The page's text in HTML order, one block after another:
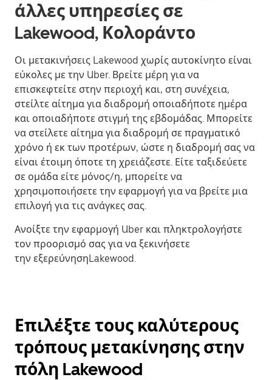
άλλες υπηρεσίες σε
Lakewood, Κολοράντο
Οι μετακινήσεις Lakewood χωρίς αυτοκίνητο είναι
εύκολες με την Uber. Βρείτε μέρη για να
επισκεφτείτε στην περιοχή και, στη συνέχεια,
στείλτε αίτημα για διαδρομή οποιαδήποτε ημέρα
και οποιαδήποτε στιγμή της εβδομάδας. Μπορείτε
να στείλετε αίτημα για διαδρομή σε πραγματικό
χρόνο ή εκ των προτέρων, ώστε η διαδρομή σας να
είναι έτοιμη όποτε τη χρειάζεστε. Είτε ταξιδεύετε
σε ομάδα είτε μόνος/η, μπορείτε να
χρησιμοποιήσετε την εφαρμογή για να βρείτε μια
επιλογή για τις ανάγκες σας.
Ανοίξτε την εφαρμογή Uber και πληκτρολογήστε
τον προορισμό σας για να ξεκινήσετε
την εξερεύνησηLakewood.
Επιλέξτε τους καλύτερους
τρόπους μετακίνησης στην
πόλη Lakewood